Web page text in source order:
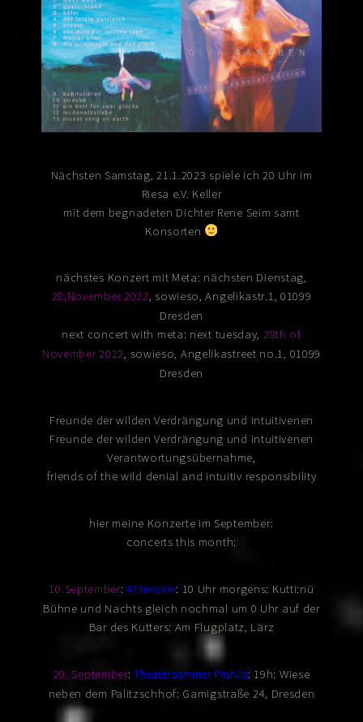
Nächsten Samstag, 21.1.2023 spiele ich 20 Uhr im
Riesa e.V. Keller
mit dem begnadeten Dichter Rene Seim samt
Konsorten
nächstes Konzert mit Meta: nächsten Dienstag,
28.November 2022, sowieso, Angelikastr.1, 01099
Dresden
next concert with meta: next tuesday, 28th of
November 2022, sowieso, Angelikastreet no.1, 01099
Dresden
Freunde der wilden Verdrängung und intuitivenen
Freunde der wilden Verdrängung und intuitivenen
Verantwortungsübernahme,
friends of the wild denial and intuitiv responsibility
hier meine Konzerte im September:
concerts this month:
10.September:At.tension: 10 Uhr morgens: Kutti:nü
Bühne und Nachts gleich nochmal um 0 Uhr auf der
Bar des Kutters: Am Flugplatz, Lärz
20. September:Theatersommer Prohlis: 19h: Wiese
neben dem Palitzschhof: Gamigstraße 24, Dresden